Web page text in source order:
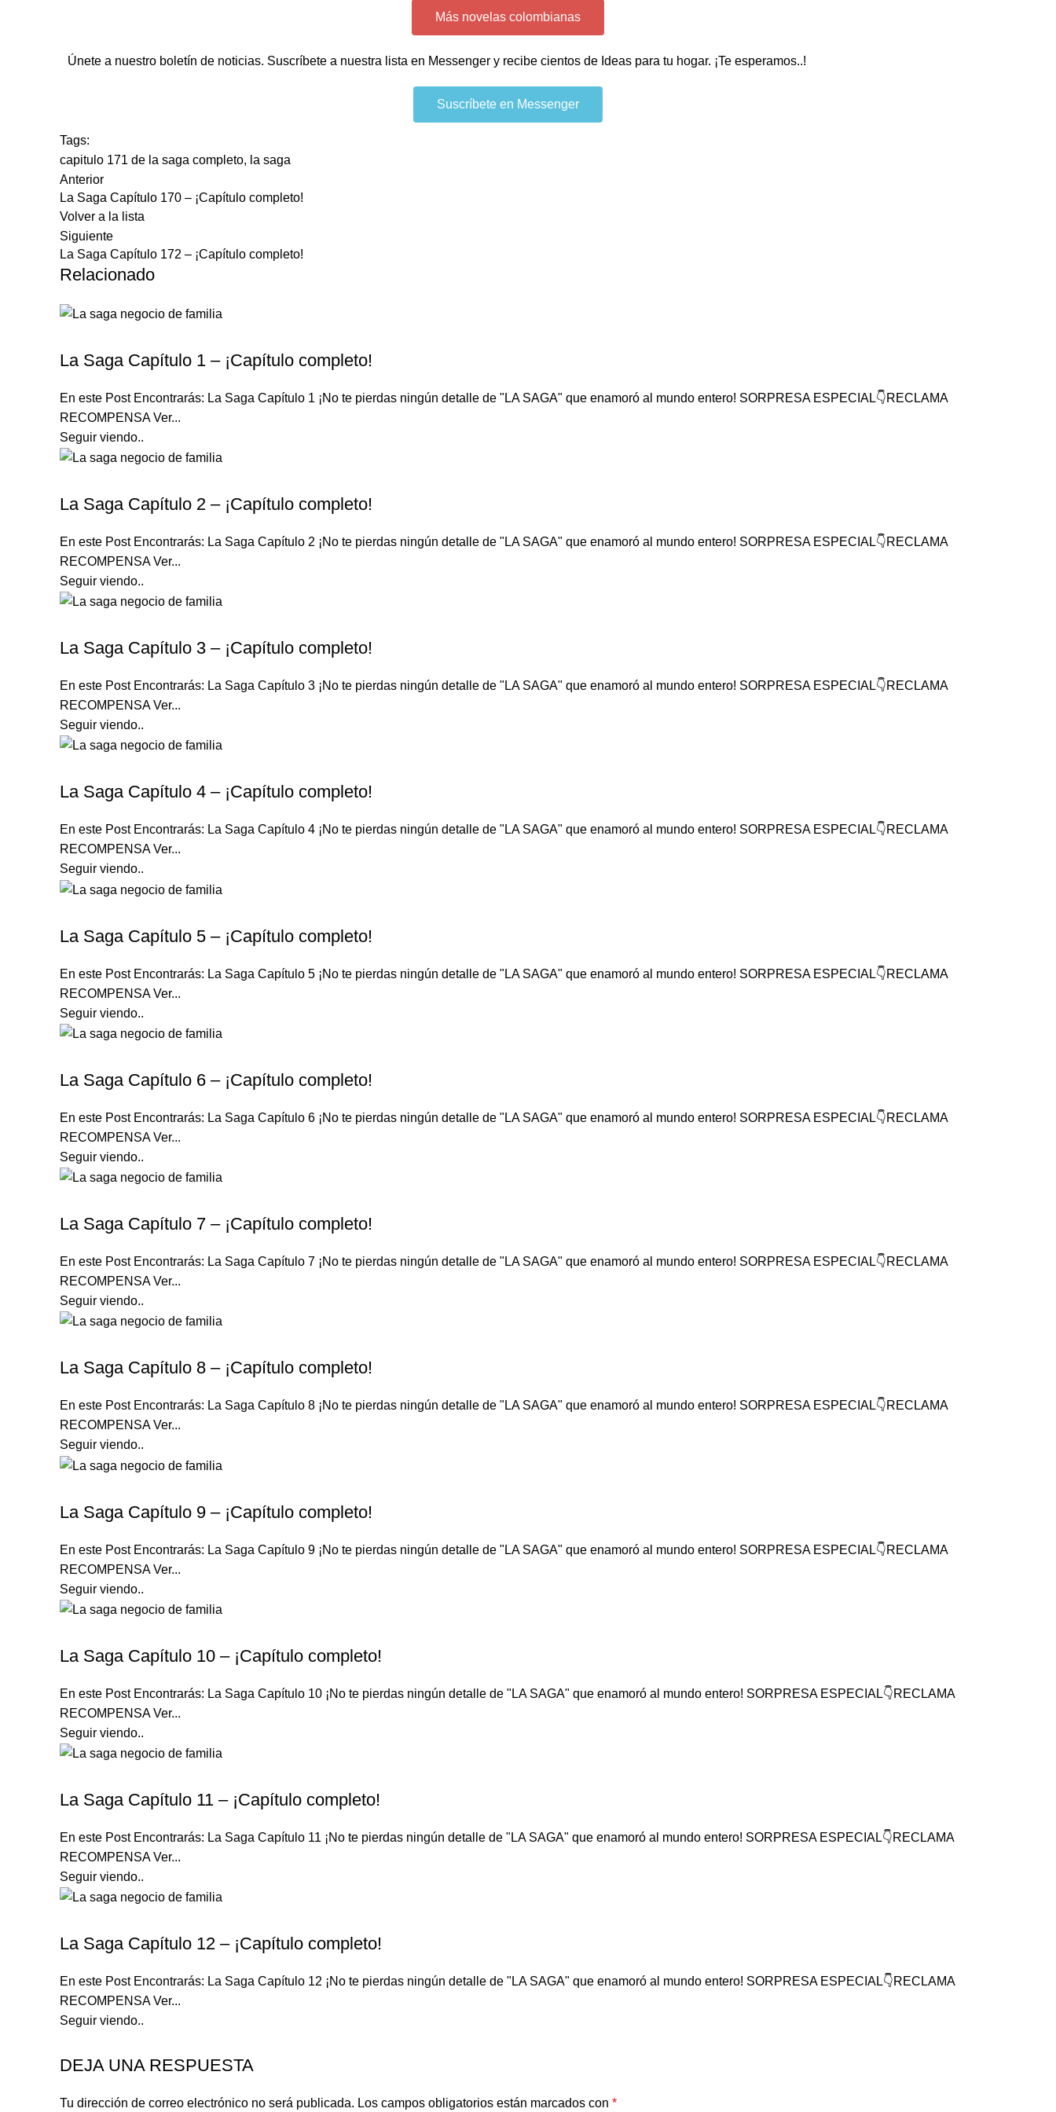
Más novelas colombianas
Únete a nuestro boletín de noticias. Suscríbete a nuestra lista en Messenger y recibe cientos de Ideas para tu hogar. ¡Te esperamos..!
Suscríbete en Messenger
Tags:
capitulo 171 de la saga completo, la saga
Anterior
La Saga Capítulo 170 – ¡Capítulo completo!
Volver a la lista
Siguiente
La Saga Capítulo 172 – ¡Capítulo completo!
Relacionado
La Saga Capítulo 1 – ¡Capítulo completo!
En este Post Encontrarás: La Saga Capítulo 1 ¡No te pierdas ningún detalle de "LA SAGA" que enamoró al mundo entero! SORPRESA ESPECIAL👇RECLAMA
RECOMPENSA Ver...
Seguir viendo..
La Saga Capítulo 2 – ¡Capítulo completo!
En este Post Encontrarás: La Saga Capítulo 2 ¡No te pierdas ningún detalle de "LA SAGA" que enamoró al mundo entero! SORPRESA ESPECIAL👇RECLAMA
RECOMPENSA Ver...
Seguir viendo..
La Saga Capítulo 3 – ¡Capítulo completo!
En este Post Encontrarás: La Saga Capítulo 3 ¡No te pierdas ningún detalle de "LA SAGA" que enamoró al mundo entero! SORPRESA ESPECIAL👇RECLAMA
RECOMPENSA Ver...
Seguir viendo..
La Saga Capítulo 4 – ¡Capítulo completo!
En este Post Encontrarás: La Saga Capítulo 4 ¡No te pierdas ningún detalle de "LA SAGA" que enamoró al mundo entero! SORPRESA ESPECIAL👇RECLAMA
RECOMPENSA Ver...
Seguir viendo..
La Saga Capítulo 5 – ¡Capítulo completo!
En este Post Encontrarás: La Saga Capítulo 5 ¡No te pierdas ningún detalle de "LA SAGA" que enamoró al mundo entero! SORPRESA ESPECIAL👇RECLAMA
RECOMPENSA Ver...
Seguir viendo..
La Saga Capítulo 6 – ¡Capítulo completo!
En este Post Encontrarás: La Saga Capítulo 6 ¡No te pierdas ningún detalle de "LA SAGA" que enamoró al mundo entero! SORPRESA ESPECIAL👇RECLAMA
RECOMPENSA Ver...
Seguir viendo..
La Saga Capítulo 7 – ¡Capítulo completo!
En este Post Encontrarás: La Saga Capítulo 7 ¡No te pierdas ningún detalle de "LA SAGA" que enamoró al mundo entero! SORPRESA ESPECIAL👇RECLAMA
RECOMPENSA Ver...
Seguir viendo..
La Saga Capítulo 8 – ¡Capítulo completo!
En este Post Encontrarás: La Saga Capítulo 8 ¡No te pierdas ningún detalle de "LA SAGA" que enamoró al mundo entero! SORPRESA ESPECIAL👇RECLAMA
RECOMPENSA Ver...
Seguir viendo..
La Saga Capítulo 9 – ¡Capítulo completo!
En este Post Encontrarás: La Saga Capítulo 9 ¡No te pierdas ningún detalle de "LA SAGA" que enamoró al mundo entero! SORPRESA ESPECIAL👇RECLAMA
RECOMPENSA Ver...
Seguir viendo..
La Saga Capítulo 10 – ¡Capítulo completo!
En este Post Encontrarás: La Saga Capítulo 10 ¡No te pierdas ningún detalle de "LA SAGA" que enamoró al mundo entero! SORPRESA ESPECIAL👇RECLAMA
RECOMPENSA Ver...
Seguir viendo..
La Saga Capítulo 11 – ¡Capítulo completo!
En este Post Encontrarás: La Saga Capítulo 11 ¡No te pierdas ningún detalle de "LA SAGA" que enamoró al mundo entero! SORPRESA ESPECIAL👇RECLAMA
RECOMPENSA Ver...
Seguir viendo..
La Saga Capítulo 12 – ¡Capítulo completo!
En este Post Encontrarás: La Saga Capítulo 12 ¡No te pierdas ningún detalle de "LA SAGA" que enamoró al mundo entero! SORPRESA ESPECIAL👇RECLAMA
RECOMPENSA Ver...
Seguir viendo..
DEJA UNA RESPUESTA
Tu dirección de correo electrónico no será publicada. Los campos obligatorios están marcados con *